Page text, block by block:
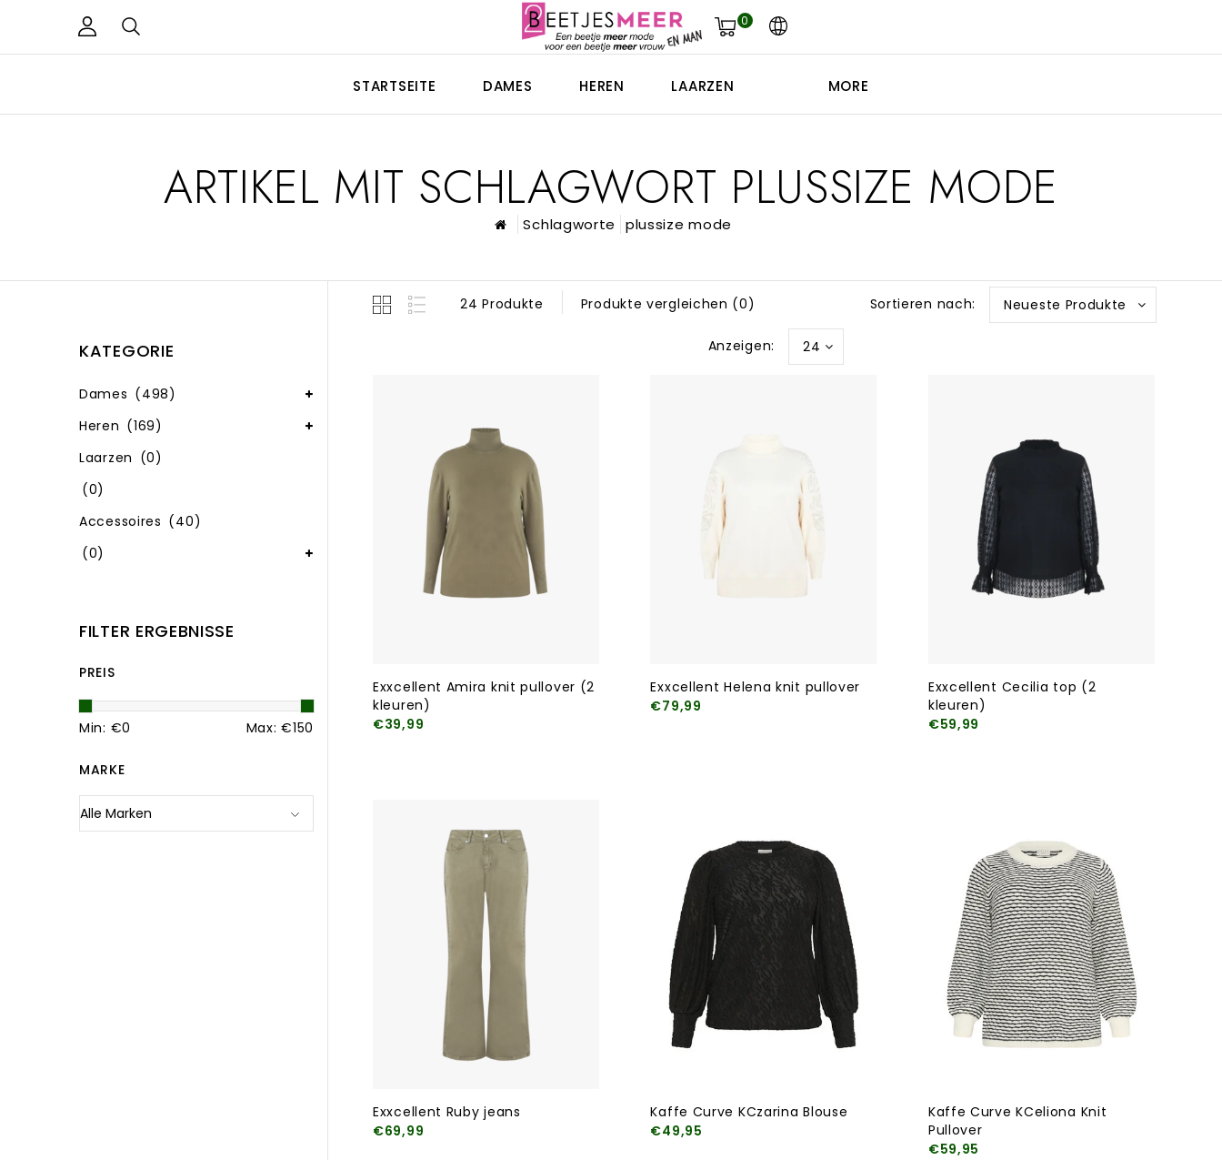
0
STARTSEITE DAMES HEREN LAARZEN MORE
ARTIKEL MIT SCHLAGWORT PLUSSIZE MODE
Schlagworte plussize mode
KATEGORIE
Dames (498)
Heren (169)
Laarzen (0)
(0)
Accessoires (40)
(0)
FILTER ERGEBNISSE
PREIS
Min: €0 Max: €150
MARKE
24 Produkte Produkte vergleichen (0) Sortieren nach: Neueste Produkte
Anzeigen: 24
Exxcellent Amira knit pullover (2
kleuren)
€39,99
Exxcellent Helena knit pullover
€79,99
Exxcellent Cecilia top (2
kleuren)
€59,99
Exxcellent Ruby jeans
€69,99
Kaffe Curve KCzarina Blouse
€49,95
Kaffe Curve KCeliona Knit
Pullover
€59,95